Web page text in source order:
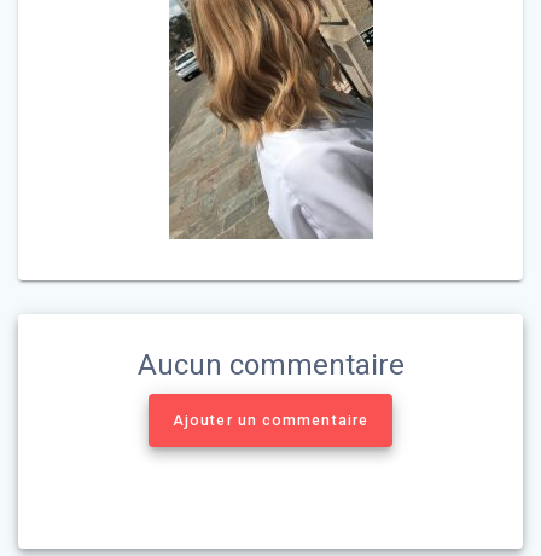
Aucun commentaire
Ajouter un commentaire